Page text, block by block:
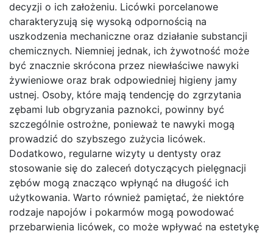
decyzji o ich założeniu. Licówki porcelanowe
charakteryzują się wysoką odpornością na
uszkodzenia mechaniczne oraz działanie substancji
chemicznych. Niemniej jednak, ich żywotność może
być znacznie skrócona przez niewłaściwe nawyki
żywieniowe oraz brak odpowiedniej higieny jamy
ustnej. Osoby, które mają tendencję do zgrzytania
zębami lub obgryzania paznokci, powinny być
szczególnie ostrożne, ponieważ te nawyki mogą
prowadzić do szybszego zużycia licówek.
Dodatkowo, regularne wizyty u dentysty oraz
stosowanie się do zaleceń dotyczących pielęgnacji
zębów mogą znacząco wpłynąć na długość ich
użytkowania. Warto również pamiętać, że niektóre
rodzaje napojów i pokarmów mogą powodować
przebarwienia licówek, co może wpływać na estetykę